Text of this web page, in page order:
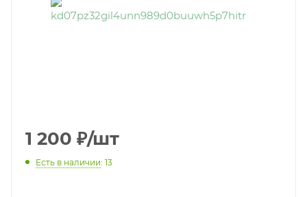
1 200 ₽/шт
Есть в наличии: 13